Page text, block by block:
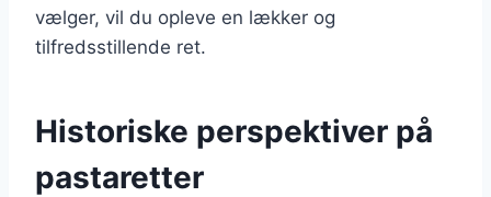
vælger, vil du opleve en lækker og
tilfredsstillende ret.
Historiske perspektiver på
pastaretter